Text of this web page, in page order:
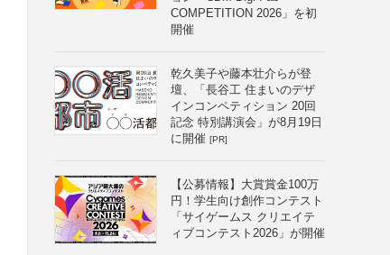
COMPETITION 2026」を初
開催
乾久美子や藤本壮介らが登
壇、「長谷工 住まいのデザ
インコンペティション 20回
記念 特別講演会」が8月19日
に開催 [PR]
【公募情報】大賞賞金100万
円！学生向け創作コンテスト
「サイゲームス クリエイテ
ィブコンテスト2026」が開催